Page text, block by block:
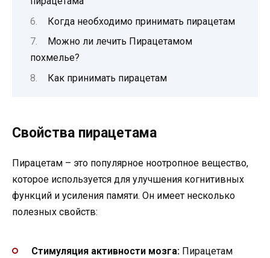
Когда необходимо принимать пирацетам
Можно ли лечить Пирацетамом
похмелье?
Как принимать пирацетам
Свойства пирацетама
Пирацетам – это популярное ноотропное вещество,
которое используется для улучшения когнитивных
функций и усиления памяти. Он имеет несколько
полезных свойств:
Стимуляция активности мозга: Пирацетам